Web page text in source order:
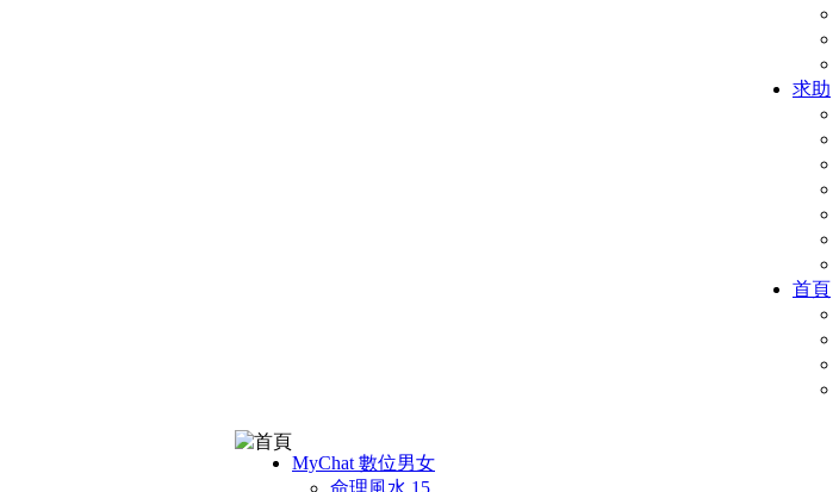
求助
首頁
MyChat 數位男女
命理風水 15